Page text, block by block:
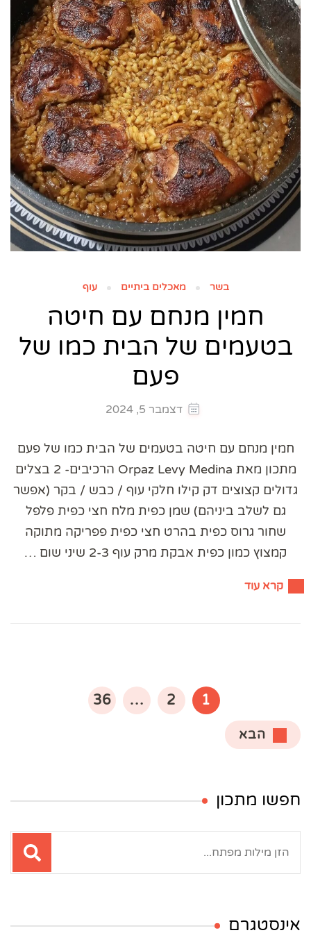
בשר מאכלים ביתיים עוף
חמין מנחם עם חיטה
בטעמים של הבית כמו של
פעם
דצמבר 5, 2024
חמין מנחם עם חיטה בטעמים של הבית כמו של פעם
מתכון מאת Orpaz Levy Medina הרכיבים- 2 בצלים
גדולים קצוצים דק קילו חלקי עוף / כבש / בקר (אפשר
גם לשלב ביניהם) שמן כפית מלח חצי כפית פלפל
שחור גרוס כפית בהרט חצי כפית פפריקה מתוקה
קמצוץ כמון כפית אבקת מרק עוף 2-3 שיני שום …
קרא עוד
pagination
עמוד
1 עמוד
2
… עמוד
36
הבא
חפשו מתכון
אינסטגרם